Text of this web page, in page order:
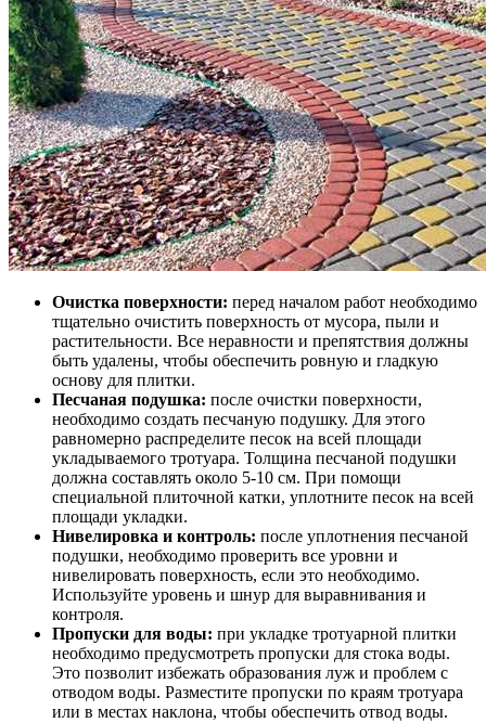
Очистка поверхности: перед началом работ необходимо
тщательно очистить поверхность от мусора, пыли и
растительности. Все неравности и препятствия должны
быть удалены, чтобы обеспечить ровную и гладкую
основу для плитки.
Песчаная подушка: после очистки поверхности,
необходимо создать песчаную подушку. Для этого
равномерно распределите песок на всей площади
укладываемого тротуара. Толщина песчаной подушки
должна составлять около 5-10 см. При помощи
специальной плиточной катки, уплотните песок на всей
площади укладки.
Нивелировка и контроль: после уплотнения песчаной
подушки, необходимо проверить все уровни и
нивелировать поверхность, если это необходимо.
Используйте уровень и шнур для выравнивания и
контроля.
Пропуски для воды: при укладке тротуарной плитки
необходимо предусмотреть пропуски для стока воды.
Это позволит избежать образования луж и проблем с
отводом воды. Разместите пропуски по краям тротуара
или в местах наклона, чтобы обеспечить отвод воды.